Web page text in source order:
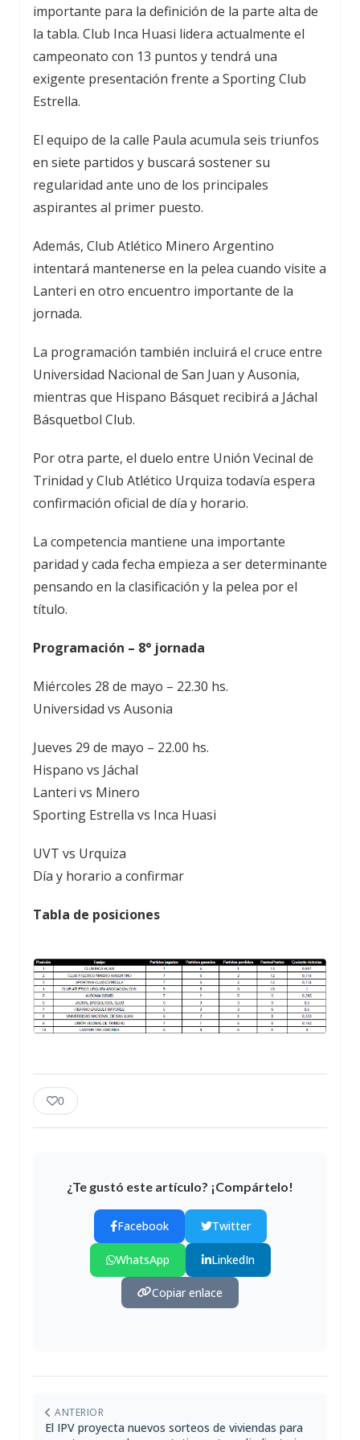
importante para la definición de la parte alta de
la tabla. Club Inca Huasi lidera actualmente el
campeonato con 13 puntos y tendrá una
exigente presentación frente a Sporting Club
Estrella.
El equipo de la calle Paula acumula seis triunfos
en siete partidos y buscará sostener su
regularidad ante uno de los principales
aspirantes al primer puesto.
Además, Club Atlético Minero Argentino
intentará mantenerse en la pelea cuando visite a
Lanteri en otro encuentro importante de la
jornada.
La programación también incluirá el cruce entre
Universidad Nacional de San Juan yAusonia,
mientras que Hispano Básquet recibirá a Jáchal
Básquetbol Club.
Por otra parte, el duelo entre Unión Vecinal de
Trinidad yClub Atlético Urquiza todavía espera
confirmación oficial de día y horario.
La competencia mantiene una importante
paridad y cada fecha empieza a ser determinante
pensando en la clasificación y la pelea por el
título.
Programación – 8° jornada
Miércoles 28 de mayo – 22.30 hs.
Universidad vs Ausonia
Jueves 29 de mayo – 22.00 hs.
Hispano vs Jáchal
Lanteri vs Minero
Sporting Estrella vs Inca Huasi
UVT vs Urquiza
Día y horario a confirmar
Tabla de posiciones
0
¿Te gustó este artículo? ¡Compártelo!
Facebook Twitter
WhatsApp LinkedIn
Copiar enlace
ANTERIOR
El IPV proyecta nuevos sorteos de viviendas para